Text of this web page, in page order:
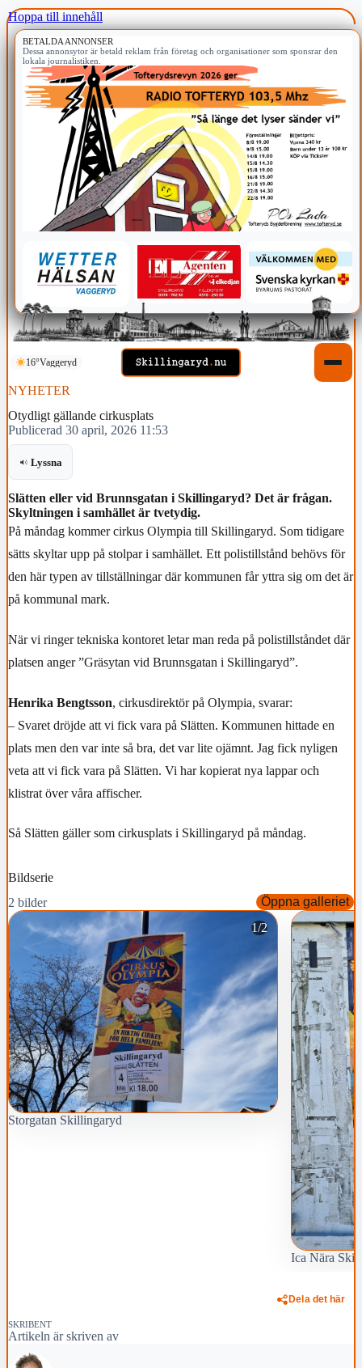
Hoppa till innehåll
BETALDA ANNONSER
Dessa annonsytor är betald reklam från företag och organisationer som sponsrar den
lokala journalistiken.
16°Vaggeryd
NYHETER
Otydligt gällande cirkusplats
Publicerad 30 april, 2026 11:53
Lyssna
Slätten eller vid Brunnsgatan i Skillingaryd? Det är frågan.
Skyltningen i samhället är tvetydig.
På måndag kommer cirkus Olympia till Skillingaryd. Som tidigare
sätts skyltar upp på stolpar i samhället. Ett polistillstånd behövs för
den här typen av tillställningar där kommunen får yttra sig om det är
på kommunal mark.
När vi ringer tekniska kontoret letar man reda på polistillståndet där
platsen anger ”Gräsytan vid Brunnsgatan i Skillingaryd”.
Henrika Bengtsson, cirkusdirektör på Olympia, svarar:
– Svaret dröjde att vi fick vara på Slätten. Kommunen hittade en
plats men den var inte så bra, det var lite ojämnt. Jag fick nyligen
veta att vi fick vara på Slätten. Vi har kopierat nya lappar och
klistrat över våra affischer.
Så Slätten gäller som cirkusplats i Skillingaryd på måndag.
Bildserie
2 bilder
Öppna galleriet
1/2
Storgatan Skillingaryd
Ica Nära
Dela det här
SKRIBENT
Artikeln är skriven av